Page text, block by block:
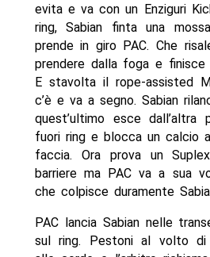
evita e va con un Enziguri
ring, Sabian finta una
prende in giro PAC. Che
prendere dalla foga e finisce
E stavolta il rope-assisted
c’è e va a segno. Sabian
quest’ultimo esce dall’altra
fuori ring e blocca un calcio
faccia. Ora prova un
barriere ma PAC va a sua
che colpisce duramente
PAC lancia Sabian nelle
sul ring. Pestoni al volto di